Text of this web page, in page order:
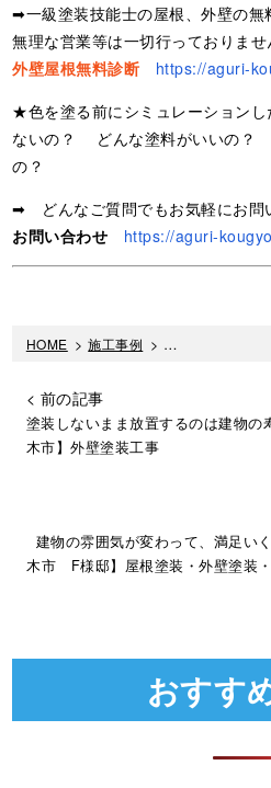
➡一級塗装技能士の屋根、外壁の無
無理な営業等は一切行っておりませ
外壁屋根無料診断
https://aguri-
★色を塗る前にシミュレーション
ないの？ どんな塗料がいいの？
の？
➡ どんなご質問でもお気軽にお問
お問い合わせ
https://aguri-
HOME >施工事例 > 黒い汚れ跡が目
< 前の記事
塗装しないまま放置するのは建物の
木市】外壁塗装工事
建物の雰囲気が変わって、満足い
木市 F様邸】屋根塗装・外壁塗装
おすす